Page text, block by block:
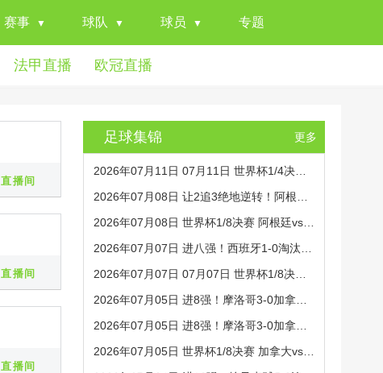
赛事 球队 球员 专题
法甲直播 欧冠直播
直播间
直播间
直播间
足球集锦 更多